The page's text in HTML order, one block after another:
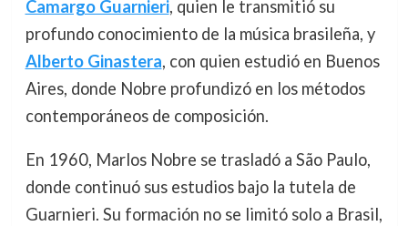
Camargo Guarnieri, quien le transmitió su
profundo conocimiento de la música brasileña, y
Alberto Ginastera, con quien estudió en Buenos
Aires, donde Nobre profundizó en los métodos
contemporáneos de composición.
En 1960, Marlos Nobre se trasladó a São Paulo,
donde continuó sus estudios bajo la tutela de
Guarnieri. Su formación no se limitó solo a Brasil,